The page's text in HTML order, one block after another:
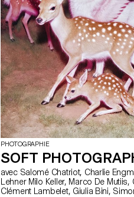
PHOTOGRAPHIE
SOFT
avec Salomé Chatriot, Charlie Engman, Simon
Lehner Milo Keller, Marco De Mutiis, Claus Gunti,
Clément